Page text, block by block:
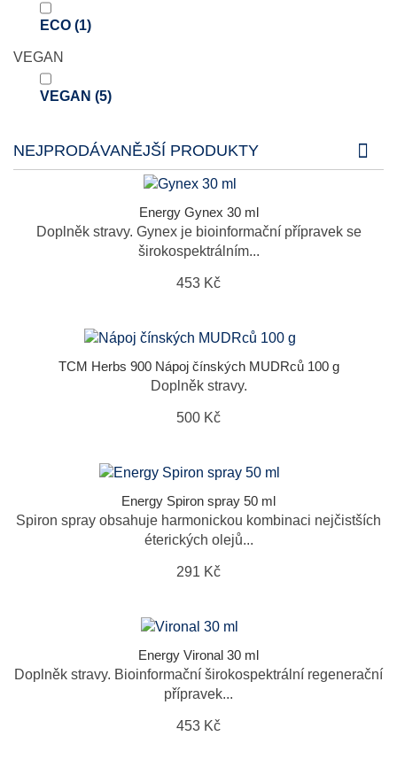
ECO (1)
VEGAN
VEGAN (5)
NEJPRODÁVANĚJŠÍ PRODUKTY
Energy Gynex 30 ml
Doplněk stravy. Gynex je bioinformační přípravek se
širokospektrálním...
453 Kč
TCM Herbs 900 Nápoj čínských MUDRců 100 g
Doplněk stravy.
500 Kč
Energy Spiron spray 50 ml
Spiron spray obsahuje harmonickou kombinaci nejčistších
éterických olejů...
291 Kč
Energy Vironal 30 ml
Doplněk stravy. Bioinformační širokospektrální regenerační
přípravek...
453 Kč